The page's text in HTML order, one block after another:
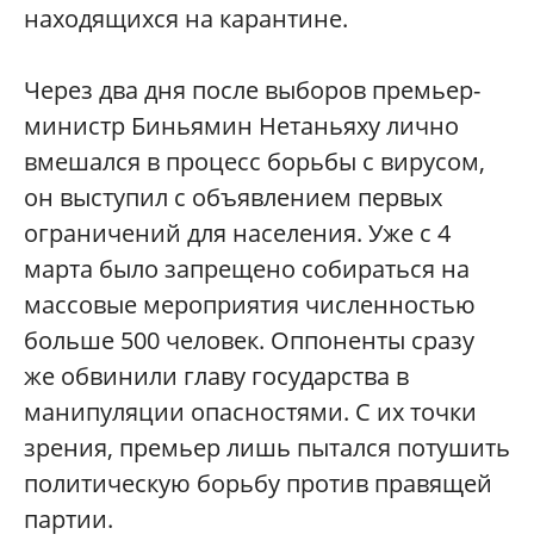
находящихся на карантине.
Через два дня после выборов премьер-
министр Биньямин Нетаньяху лично
вмешался в процесс борьбы с вирусом,
он выступил с объявлением первых
ограничений для населения. Уже с 4
марта было запрещено собираться на
массовые мероприятия численностью
больше 500 человек. Оппоненты сразу
же обвинили главу государства в
манипуляции опасностями. С их точки
зрения, премьер лишь пытался потушить
политическую борьбу против правящей
партии.